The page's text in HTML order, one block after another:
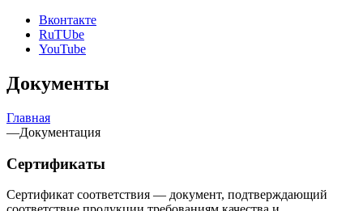
Вконтакте
RuTUbe
YouTube
Документы
Главная
—Документация
Сертификаты
Сертификат соответствия — документ, подтверждающий